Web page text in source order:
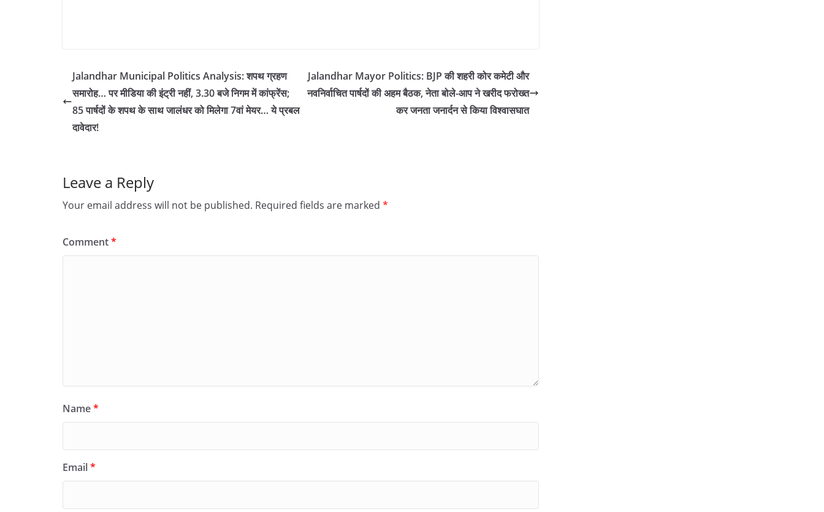
Jalandhar Municipal Politics Analysis: शपथ ग्रहण
समारोह… पर मीडिया की इंट्री नहीं, 3.30 बजे निगम में कांफ्रेंस;
85 पार्षदों के शपथ के साथ जालंधर को मिलेगा 7वां मेयर… ये प्रबल
दावेदार!
Jalandhar Mayor Politics: BJP की शहरी कोर कमेटी और
नवनिर्वाचित पार्षदों की अहम बैठक, नेता बोले-आप ने खरीद फरोख्त
कर जनता जनार्दन से किया विश्वासघात
Leave a Reply
Your email address will not be published. Required fields are marked *
Comment*
Name*
Email*